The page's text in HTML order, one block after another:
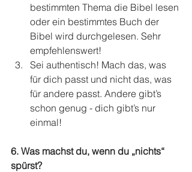
bestimmten Thema die Bibel lesen
oder ein bestimmtes Buch der
Bibel wird durchgelesen. Sehr
empfehlenswert!
Sei authentisch! Mach das, was
für dich passt und nicht das, was
für andere passt. Andere gibt’s
schon genug - dich gibt’s nur
einmal!
6. Was machst du, wenn du „nichts“
spürst?